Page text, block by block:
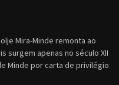
Mira-Minde remonta ao
surgem apenas no século XII
Minde por carta de privilégio